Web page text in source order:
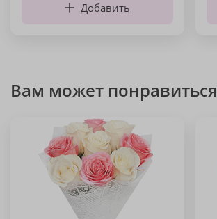
Добавить
Вам может понравиться